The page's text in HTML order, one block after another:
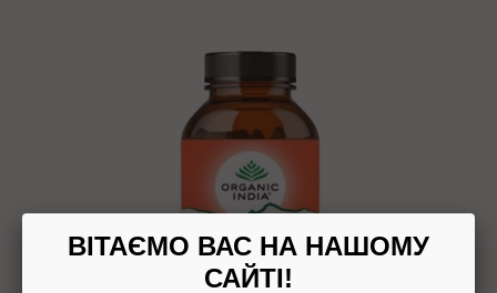
ВІТАЄМО ВАС НА НАШОМУ
САЙТІ!